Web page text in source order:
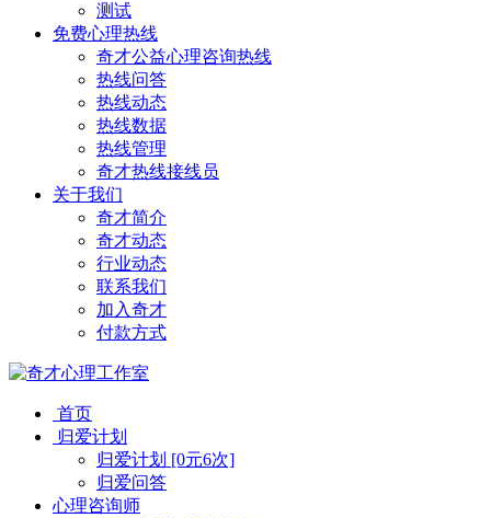
测试
免费心理热线
奇才公益心理咨询热线
热线问答
热线动态
热线数据
热线管理
奇才热线接线员
关于我们
奇才简介
奇才动态
行业动态
联系我们
加入奇才
付款方式
首页
归爱计划
归爱计划 [0元6次]
归爱问答
心理咨询师